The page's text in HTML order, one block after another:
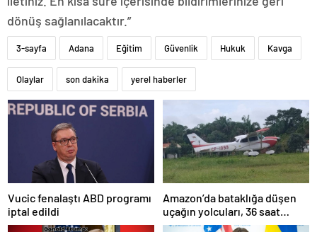
dönüş sağlanılacaktır.”
3-sayfa Adana Eğitim Güvenlik Hukuk Kavga
Olaylar son dakika yerel haberler
Vucic fenalaştı ABD programı
iptal edildi
Amazon’da bataklığa düşen
uçağın yolcuları, 36 saat
kurtarılmayı bekledi